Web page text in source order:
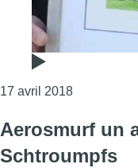
17 avril 2018Consulter
Aerosmurf un
Schtroumpfs